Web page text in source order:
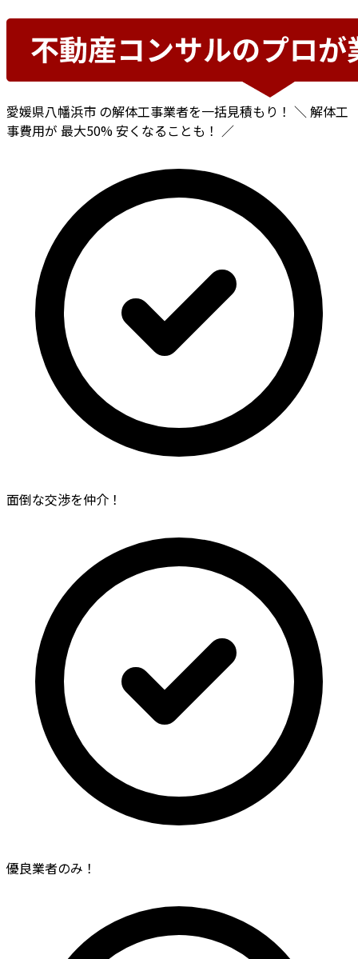
愛媛県八幡浜市 の解体工事業者を一括見積もり！ ＼ 解体工
事費用が 最大50%安くなることも！ ／
面倒な交渉を仲介！
優良業者のみ！